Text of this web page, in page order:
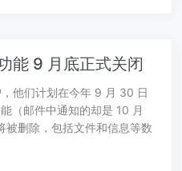
能 9 月底正式关闭
他们计划在今年 9 月 30 日
（邮件中通知的却是 10 月
被删除，包括文件和信息等数